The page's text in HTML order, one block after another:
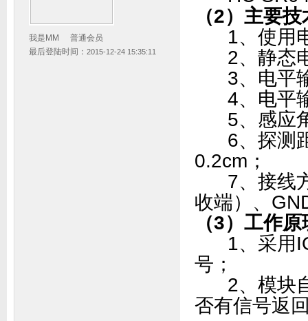
我是MM
普通会员
最后登陆时间： 2015-12-24 15:35:11
（2）主要
1、使用
2、静态
3、电
4、电平
5、感应角
6、探测距
0.2cm；
7、接线方
收端）、
（3）工作
1、采用IO
号；
2、模块自
否有信号返